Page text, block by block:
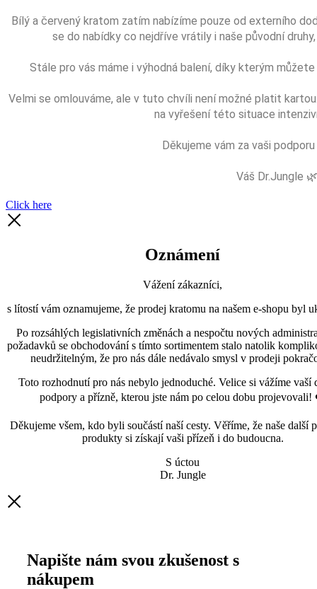
Bílý a červený kratom zatím nabízíme pouze od externího
se do nabídky co nejdříve vrátily i naše původní
Stále pro vás máme i výhodná balení, díky kterým
Velmi se omlouváme, ale v tuto chvíli není možné platit
na vyřešení této situace
Děkujeme vám za vaši
Váš Dr.Jungle 🌿
Click here
Oznámení
Vážení zákazníci,
s lítostí vám oznamujeme, že prodej kratomu na našem e-shopu byl
Po rozsáhlých legislativních změnách a nespočtu nových
požadavků se obchodování s tímto sortimentem stalo natolik
neudržitelným, že pro nás dále nedávalo smysl v prodeji
Toto rozhodnutí pro nás nebylo jednoduché. Velice si vážíme vaší
podpory a přízně, kterou jste nám po celou dobu
Děkujeme všem, kdo byli součástí naší cesty. Věříme, že naše další
produkty si získají vaši přízeň i do budoucna.
S úctou
Dr. Jungle
Napište nám svou zkušenost s
nákupem